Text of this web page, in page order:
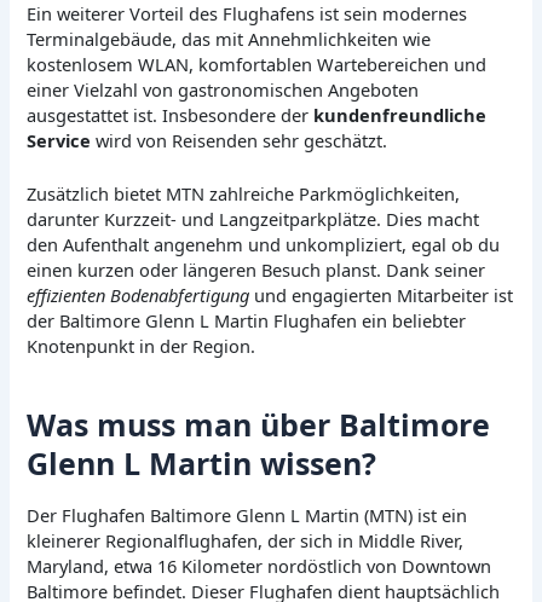
Ein weiterer Vorteil des Flughafens ist sein modernes
Terminalgebäude, das mit Annehmlichkeiten wie
kostenlosem WLAN, komfortablen Wartebereichen und
einer Vielzahl von gastronomischen Angeboten
ausgestattet ist. Insbesondere der kundenfreundliche
Service wird von Reisenden sehr geschätzt.
Zusätzlich bietet MTN zahlreiche Parkmöglichkeiten,
darunter Kurzzeit- und Langzeitparkplätze. Dies macht
den Aufenthalt angenehm und unkompliziert, egal ob du
einen kurzen oder längeren Besuch planst. Dank seiner
effizienten Bodenabfertigung und engagierten Mitarbeiter ist
der Baltimore Glenn L Martin Flughafen ein beliebter
Knotenpunkt in der Region.
Was muss man über Baltimore
Glenn L Martin wissen?
Der Flughafen Baltimore Glenn L Martin (MTN) ist ein
kleinerer Regionalflughafen, der sich in Middle River,
Maryland, etwa 16 Kilometer nordöstlich von Downtown
Baltimore befindet. Dieser Flughafen dient hauptsächlich